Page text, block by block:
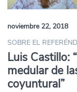
noviembre 22, 2018
SOBRE EL
Luis Castillo:
medular de
coyuntural”